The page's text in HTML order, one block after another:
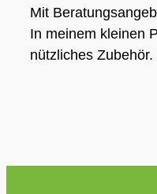
Mit
In meinem kleinen
nützliches Zubehör.